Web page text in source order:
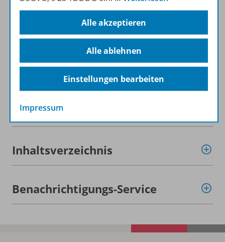
Inhalte
Zugehörige Produkte
HeftPlusWeb
Inhaltsverzeichnis
Benachrichtigungs-Service
Alle akzeptieren
Alle ablehnen
Einstellungen bearbeiten
Impressum